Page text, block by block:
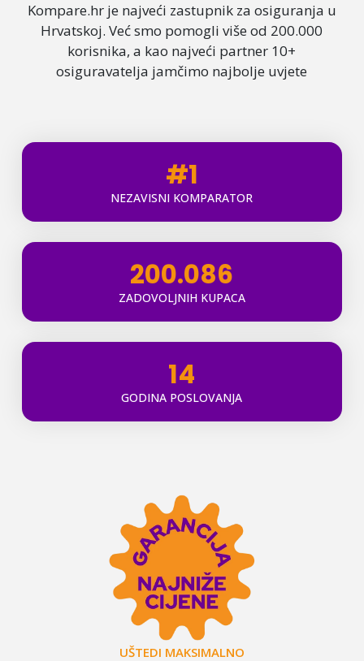
Kompare.hr je najveći zastupnik za osiguranja u
Hrvatskoj. Već smo pomogli više od 200.000
korisnika, a kao najveći partner 10+
osiguravatelja jamčimo najbolje uvjete
#1
NEZAVISNI KOMPARATOR
200.086
ZADOVOLJNIH KUPACA
14
GODINA POSLOVANJA
UŠTEDI MAKSIMALNO